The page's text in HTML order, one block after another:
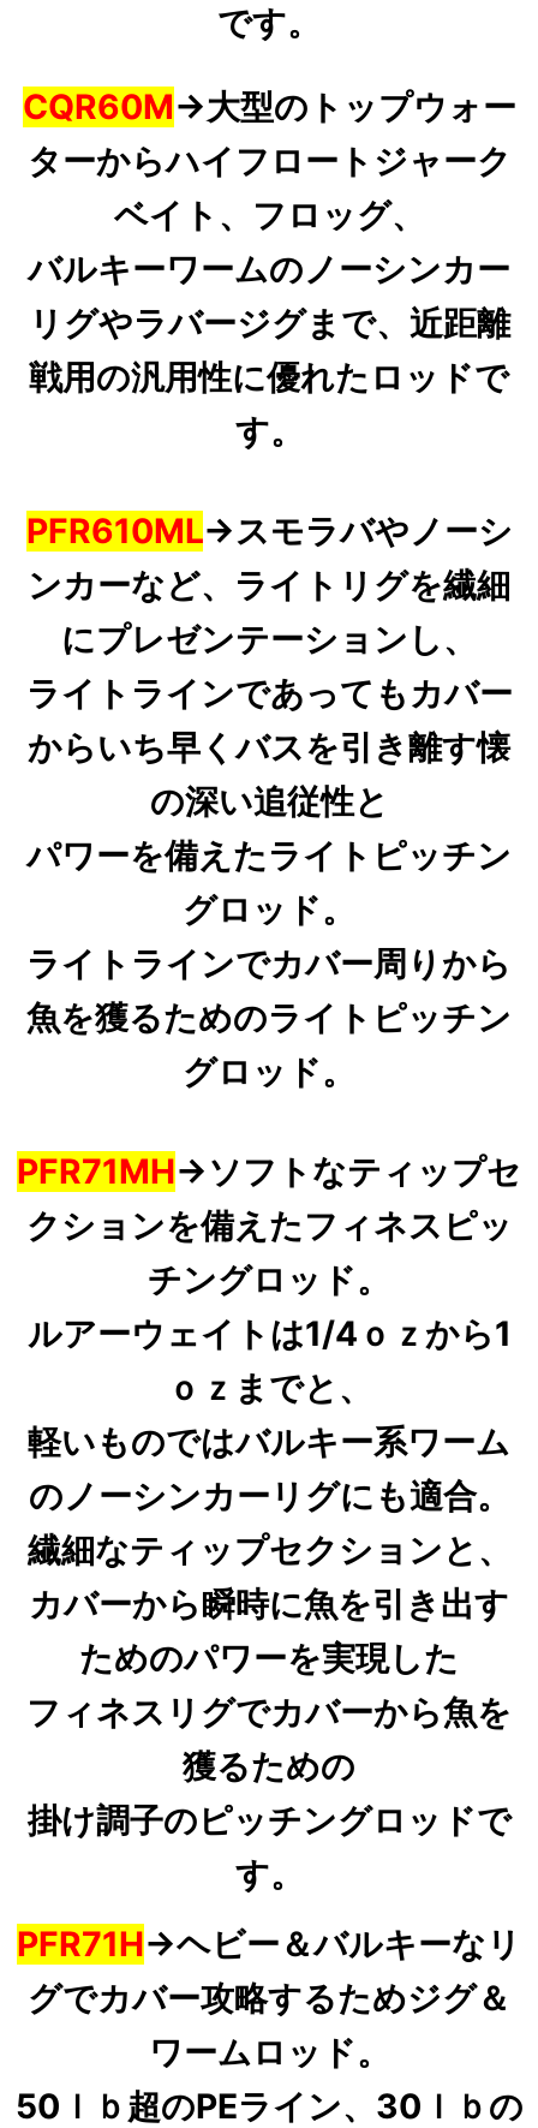
です。
CQR60M→大型のトップウォー
ターからハイフロートジャーク
ベイト、フロッグ、
バルキーワームのノーシンカー
リグやラバージグまで、近距離
戦用の汎用性に優れたロッドで
す。
PFR610ML→スモラバやノーシ
ンカーなど、ライトリグを繊細
にプレゼンテーションし、
ライトラインであってもカバー
からいち早くバスを引き離す懐
の深い追従性と
パワーを備えたライトピッチン
グロッド。
ライトラインでカバー周りから
魚を獲るためのライトピッチン
グロッド。
PFR71MH→ソフトなティップセ
クションを備えたフィネスピッ
チングロッド。
ルアーウェイトは1/4ｏｚから1
ｏｚまでと、
軽いものではバルキー系ワーム
のノーシンカーリグにも適合。
繊細なティップセクションと、
カバーから瞬時に魚を引き出す
ためのパワーを実現した
フィネスリグでカバーから魚を
獲るための
掛け調子のピッチングロッドで
す。
PFR71H→ヘビー＆バルキーなリ
グでカバー攻略するためジグ＆
ワームロッド。
50ｌｂ超のPEライン、30ｌｂの